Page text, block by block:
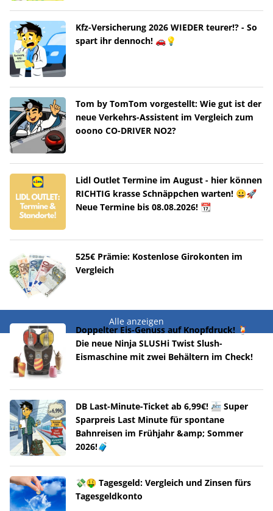
Kfz-Versicherung 2026 WIEDER teurer!? - So
spart ihr dennoch! 🚗💡
Tom by TomTom vorgestellt: Wie gut ist der
neue Verkehrs-Assistent im Vergleich zum
ooono CO-DRIVER NO2?
Lidl Outlet Termine im August - hier können
RICHTIG krasse Schnäppchen warten! 😀🚀
Neue Termine bis 08.08.2026! 📆
525€ Prämie: Kostenlose Girokonten im
Vergleich
Alle anzeigen
Doppelter Eis-Genuss auf Knopfdruck! 🍹
Die neue Ninja SLUSHi Twist Slush-
Eismaschine mit zwei Behältern im Check!
DB Last-Minute-Ticket ab 6,99€! 🚈 Super
Sparpreis Last Minute für spontane
Bahnreisen im Frühjahr &amp; Sommer
2026!🧳
💸🤑 Tagesgeld: Vergleich und Zinsen fürs
Tagesgeldkonto